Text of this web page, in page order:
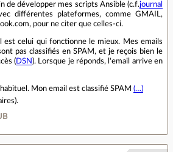
de développer mes scripts Ansible (c.f.journal
différentes plateformes, comme GMAIL,
pour ne citer que celles-ci.
est celui qui fonctionne le mieux. Mes emails
pas classifiés en SPAM, et je reçois bien le
( DSN ). Lorsque je réponds, l'email arrive en
Mon email est classifié SPAM (…)
).